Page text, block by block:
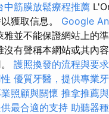
中筋膜放鬆療程推薦
獲取信息。 Google
雅並不能保證網站上的
沒有聲稱本網站或其內
護照換發的流程與要求
優質牙醫，提供專業
照顧與關懷 推拿推薦
最合適的支持 助聽器